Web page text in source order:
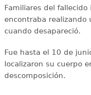
Familiares del
encontraba realizando
cuando desapareció.
Fue hasta el 10 de
localizaron su cuerpo
descomposición.